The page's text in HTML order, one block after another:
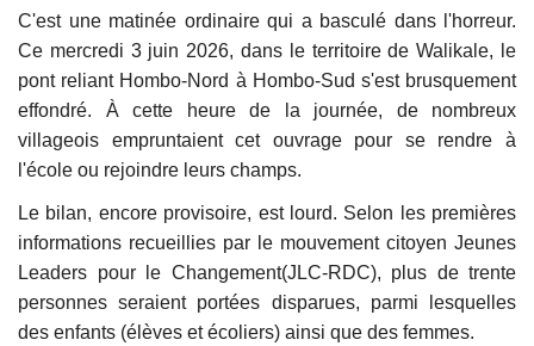
C'est une matinée ordinaire qui a basculé dans l'horreur.
Ce mercredi 3 juin 2026, dans le territoire de Walikale, le
pont reliant Hombo-Nord à Hombo-Sud s'est brusquement
effondré. À cette heure de la journée, de nombreux
villageois empruntaient cet ouvrage pour se rendre à
l'école ou rejoindre leurs champs.
Le bilan, encore provisoire, est lourd. Selon les premières
informations recueillies par le mouvement citoyen Jeunes
Leaders pour le Changement(JLC-RDC), plus de trente
personnes seraient portées disparues, parmi lesquelles
des enfants (élèves et écoliers) ainsi que des femmes.